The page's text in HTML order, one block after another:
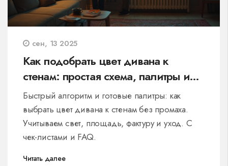
сен, 13 2025
Как подобрать цвет дивана к
стенам: простая схема, палитры и
ошибки
Быстрый алгоритм и готовые палитры: как
выбрать цвет дивана к стенам без промаха.
Учитываем свет, площадь, фактуру и уход. С
чек-листами и FAQ.
Читать далее